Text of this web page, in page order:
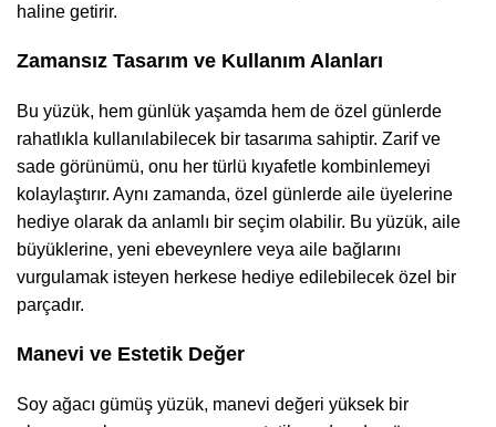
haline getirir.
Zamansız Tasarım ve Kullanım Alanları
Bu yüzük, hem günlük yaşamda hem de özel günlerde
rahatlıkla kullanılabilecek bir tasarıma sahiptir. Zarif ve
sade görünümü, onu her türlü kıyafetle kombinlemeyi
kolaylaştırır. Aynı zamanda, özel günlerde aile üyelerine
hediye olarak da anlamlı bir seçim olabilir. Bu yüzük, aile
büyüklerine, yeni ebeveynlere veya aile bağlarını
vurgulamak isteyen herkese hediye edilebilecek özel bir
parçadır.
Manevi ve Estetik Değer
Soy ağacı gümüş yüzük, manevi değeri yüksek bir